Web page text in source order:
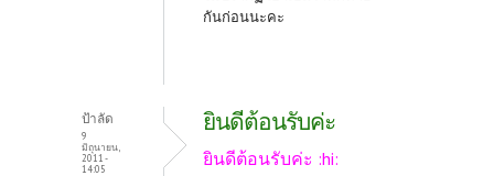
กันก่อนนะคะ
ป้าลัด
9
มิถุนายน,
2011 -
14:05
ยินดีต้อนรับค่ะ
ยินดีต้อนรับค่ะ :hi: